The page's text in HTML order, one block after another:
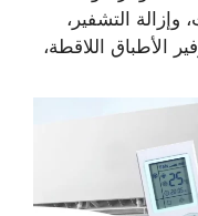
التشفير،
الأطباق اللاقطة،